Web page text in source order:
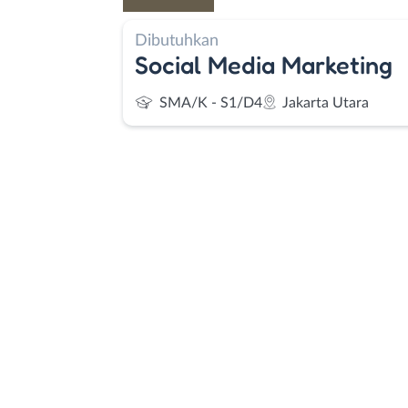
Dibutuhkan
Social Media Marketing
SMA/K - S1/D4 Jakarta Utara